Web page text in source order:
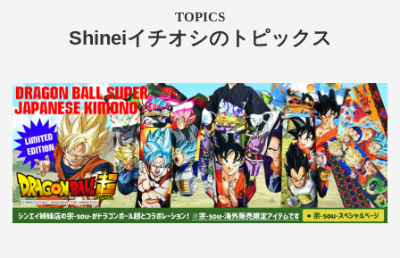
TOPICS
Shineiイチオシのトピックス